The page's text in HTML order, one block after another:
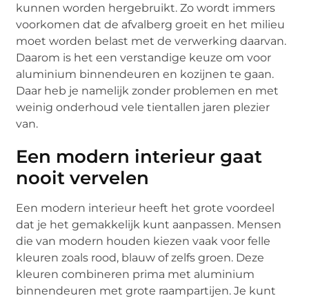
kunnen worden hergebruikt. Zo wordt immers
voorkomen dat de afvalberg groeit en het milieu
moet worden belast met de verwerking daarvan.
Daarom is het een verstandige keuze om voor
aluminium binnendeuren en kozijnen te gaan.
Daar heb je namelijk zonder problemen en met
weinig onderhoud vele tientallen jaren plezier
van.
Een modern interieur gaat
nooit vervelen
Een modern interieur heeft het grote voordeel
dat je het gemakkelijk kunt aanpassen. Mensen
die van modern houden kiezen vaak voor felle
kleuren zoals rood, blauw of zelfs groen. Deze
kleuren combineren prima met aluminium
binnendeuren met grote raampartijen. Je kunt